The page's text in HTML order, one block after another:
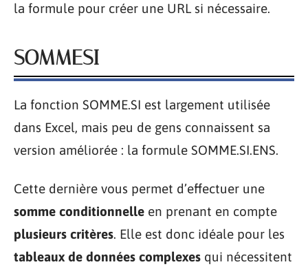
la formule pour créer une URL si nécessaire.
SOMMESI
La fonction SOMME.SI est largement utilisée
dans Excel, mais peu de gens connaissent sa
version améliorée : la formule SOMME.SI.ENS.
Cette dernière vous permet d’effectuer une
somme conditionnelle en prenant en compte
plusieurs critères. Elle est donc idéale pour les
tableaux de données complexes qui nécessitent